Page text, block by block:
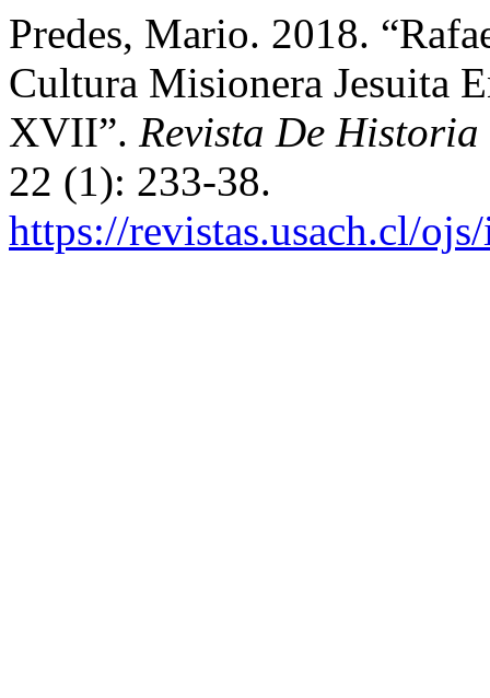
Predes, Mario. 2018.
Cultura Misionera Jesuita
XVII”. Revista De
22 (1): 233-38.
https://revistas.usach.cl/